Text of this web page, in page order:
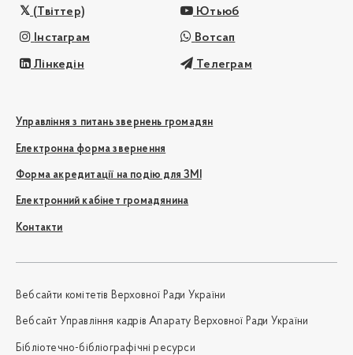
(Твіттер) Ютьюб
Інстаграм Вотсап
Лінкедін Телеграм
Управління з питань звернень громадян
Електронна форма звернення
Форма акредитації на подію для ЗМІ
Електронний кабінет громадянина
Контакти
Вебсайти комітетів Верховної Ради України
Вебсайт Управління кадрів Апарату Верховної Ради України
Бібліотечно-бібліографічні ресурси